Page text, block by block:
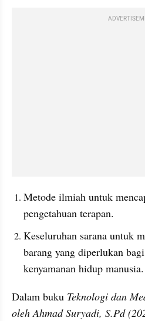
Metode ilmiah untuk
pengetahuan terapan.
Keseluruhan sarana untuk
barang yang diperlukan
kenyamanan hidup manusia.
Dalam buku Teknologi dan
oleh Ahmad Suryadi, S.Pd